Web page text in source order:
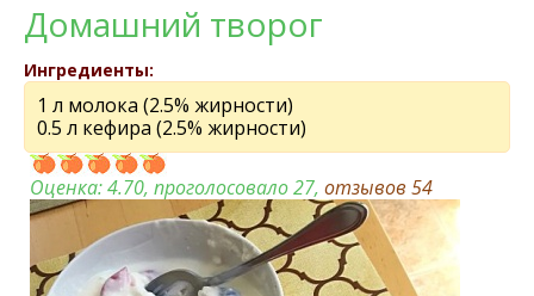
Домашний творог
Ингредиенты:
1 л молока (2.5% жирности)
0.5 л кефира (2.5% жирности)
Оценка:4.70, проголосовало 27, отзывов 54